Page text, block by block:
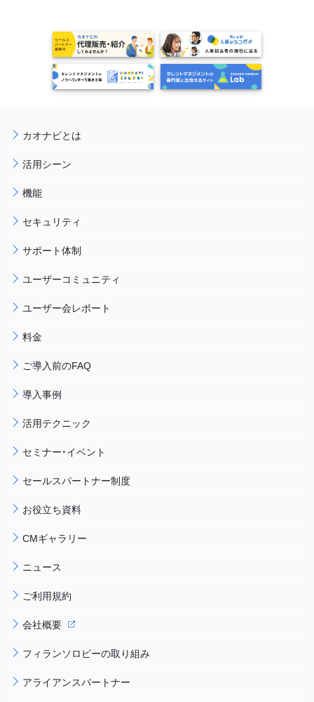
カオナビとは
活用シーン
機能
セキュリティ
サポート体制
ユーザーコミュニティ
ユーザー会レポート
料金
ご導入前のFAQ
導入事例
活用テクニック
セミナー・イベント
セールスパートナー制度
お役立ち資料
CMギャラリー
ニュース
ご利用規約
会社概要
フィランソロピーの取り組み
アライアンスパートナー